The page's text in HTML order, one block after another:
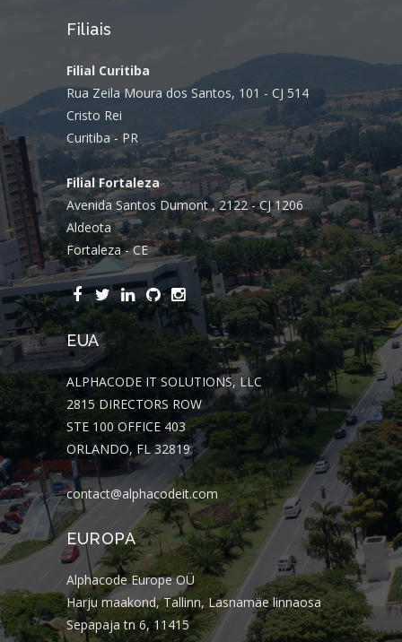
Filiais
Filial Curitiba
Rua Zeila Moura dos Santos, 101 - CJ 514
Cristo Rei
Curitiba - PR
Filial Fortaleza
Avenida Santos Dumont , 2122 - CJ 1206
Aldeota
Fortaleza - CE
EUA
ALPHACODE IT SOLUTIONS, LLC
2815 DIRECTORS ROW
STE 100 OFFICE 403
ORLANDO, FL 32819
contact@alphacodeit.com
EUROPA
Alphacode Europe OÜ
Harju maakond, Tallinn, Lasnamäe linnaosa
Sepapaja tn 6, 11415